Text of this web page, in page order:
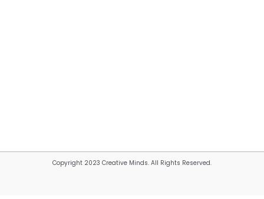
Copyright 2023 Creative Minds. All Rights Reserved.